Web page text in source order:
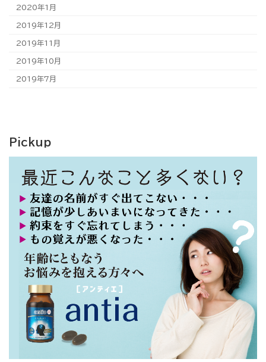
2020年1月
2019年12月
2019年11月
2019年10月
2019年7月
Pickup